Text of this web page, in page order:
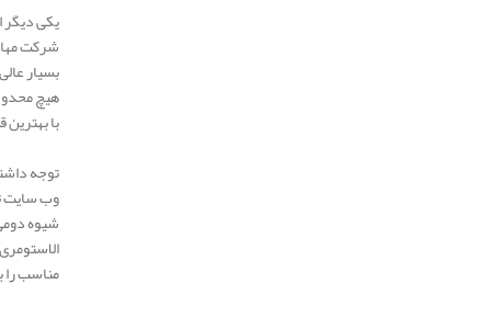
یکی دیگر
شرکت
بسیار
هیچ
با
توجه
وب سایت
شیوه
مناسب را